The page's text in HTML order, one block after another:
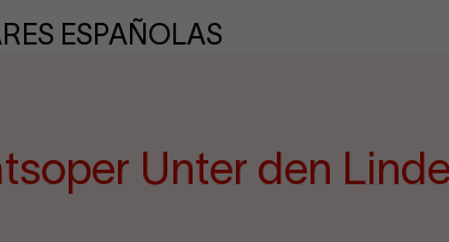
ESPAÑOLAS
Unter den